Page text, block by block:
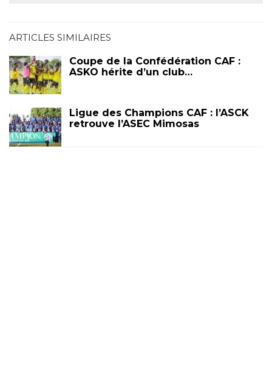
ARTICLES SIMILAIRES
Coupe de la Confédération CAF :
ASKO hérite d’un club…
Ligue des Champions CAF : l’ASCK
retrouve l’ASEC Mimosas